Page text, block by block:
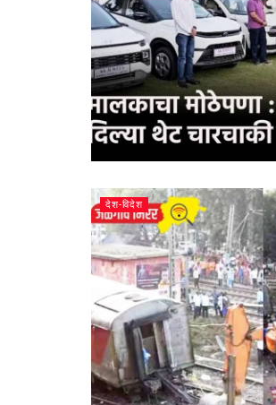
देश-विदेश